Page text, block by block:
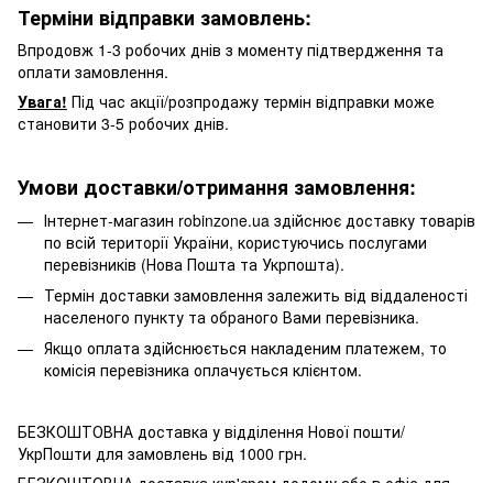
Терміни відправки замовлень:
Впродовж 1-3 робочих днів з моменту підтвердження та
оплати замовлення.
Увага! Під час акції/розпродажу термін відправки може
становити 3-5 робочих днів.
Умови доставки/отримання замовлення:
Інтернет-магазин robinzone.ua здійснює доставку товарів
по всій території України, користуючись послугами
перевізників (Нова Пошта та Укрпошта).
Термін доставки замовлення залежить від віддаленості
населеного пункту та обраного Вами перевізника.
Якщо оплата здійснюється накладеним платежем, то
комісія перевізника оплачується клієнтом.
БЕЗКОШТОВНА доставка у відділення Нової пошти/
УкрПошти для замовлень від 1000 грн.